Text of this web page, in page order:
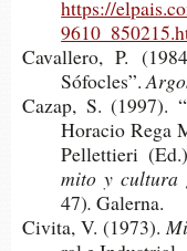
https://
Cava­lle­ro, P.
Sófocles”.
Cazap, S. (1997). “
Hora­cio Rega
Pellet­tie­ri
mito y cul­tu­ra
47).Galerna.
Civi­ta, V. (1973).